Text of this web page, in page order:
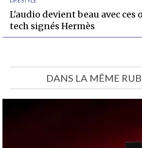
L'audio devient beau avec ces
tech signés Hermès
DANS LA MÊME